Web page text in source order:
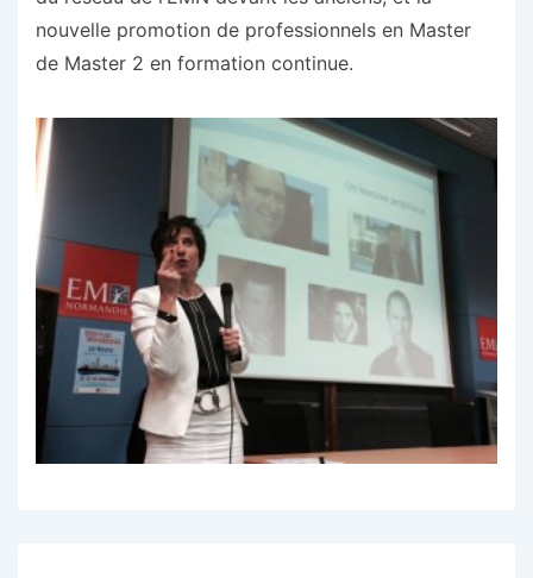
nouvelle promotion de professionnels en Master
de Master 2 en formation continue.